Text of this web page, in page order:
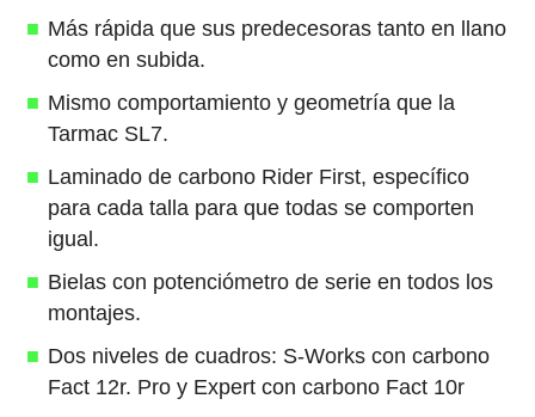
Más rápida que sus predecesoras tanto en llano
como en subida.
Mismo comportamiento y geometría que la
Tarmac SL7.
Laminado de carbono Rider First, específico
para cada talla para que todas se comporten
igual.
Bielas con potenciómetro de serie en todos los
montajes.
Dos niveles de cuadros: S-Works con carbono
Fact 12r. Pro y Expert con carbono Fact 10r